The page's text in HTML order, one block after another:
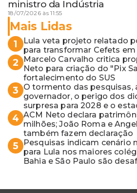
ministro da Indústria
18/07/2026 às 11:55
Mais Lidas
1
Lula veta projeto relatado
para transformar Cefets
2
Marcelo Carvalho critica
Neto para criação do "Pix
fortalecimento do SUS
3
O tormento das pesquisas,
governador, o perigo dos
surpresa para 2028 e o
guerra mundial
4 ACM Neto declara
milhões; João Roma e
também fazem declaração
5
Pesquisas indicam cenário
para Lula nos maiores
Bahia e São Paulo são